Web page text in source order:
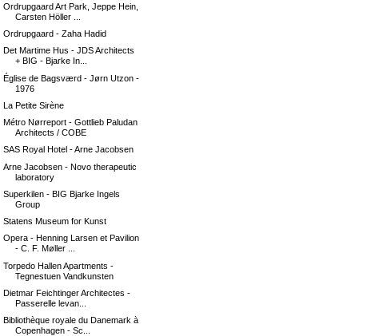
Ordrupgaard Art Park, Jeppe Hein,
Carsten Höller ...
Ordrupgaard - Zaha Hadid
Det Martime Hus - JDS Architects
+ BIG - Bjarke In...
Église de Bagsværd - Jørn Utzon -
1976
La Petite Sirène
Métro Nørreport - Gottlieb Paludan
Architects / COBE
SAS Royal Hotel - Arne Jacobsen
Arne Jacobsen - Novo therapeutic
laboratory
Superkilen - BIG Bjarke Ingels
Group
Statens Museum for Kunst
Opera - Henning Larsen et Pavilion
- C. F. Møller ...
Torpedo Hallen Apartments -
Tegnestuen Vandkunsten
Dietmar Feichtinger Architectes -
Passerelle levan...
Bibliothèque royale du Danemark à
Copenhagen - Sc...